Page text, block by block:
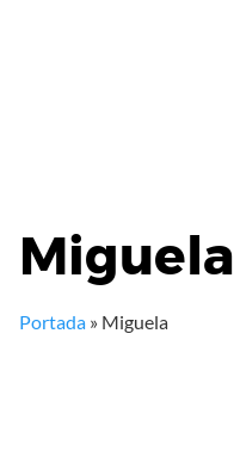
Miguela
Portada » Miguela